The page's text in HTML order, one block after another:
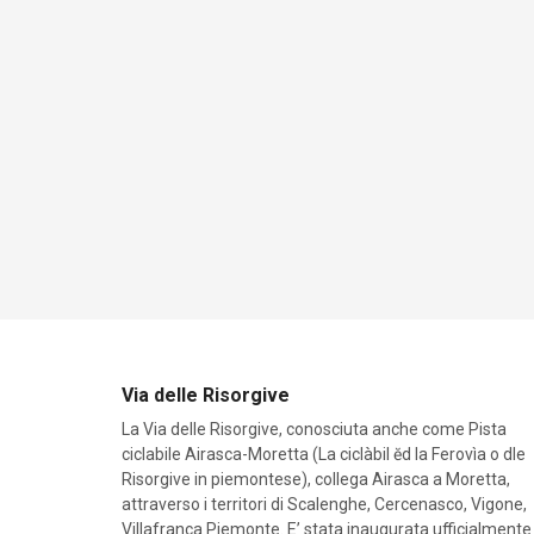
Via delle Risorgive
La Via delle Risorgive, conosciuta anche come Pista
ciclabile Airasca-Moretta (La ciclàbil ĕd la Ferovìa o dle
Risorgive in piemontese), collega Airasca a Moretta,
attraverso i territori di Scalenghe, Cercenasco, Vigone,
Villafranca Piemonte. E’ stata inaugurata ufficialmente